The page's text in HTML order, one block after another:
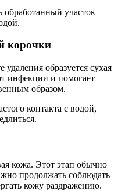
обработанный участок
корочки
образуется сухая
инфекции и помогает
образом.
контакта с водой,
кожа. Этот этап обычно
продолжать соблюдать
кожу раздражению.